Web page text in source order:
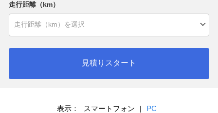
走行距離（km）
見積りスタート
表示： スマートフォン | PC